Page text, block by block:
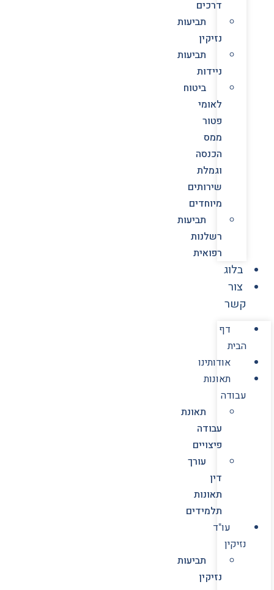
דרכים
תביעות
נזיקין
תביעות
ניידות
ביטוח
לאומי
פטור
ממס
הכנסה
וגמלת
שירותים
מיוחדים
תביעות
רשלנות
רפואית
בלוג
צור
קשר
דף
הבית
אודותינו
תאונות
עבודה
תאונת
עבודה
פיצויים
עורך
דין
תאונות
תלמידים
עו"ד
נזיקין
תביעות
נזיקין